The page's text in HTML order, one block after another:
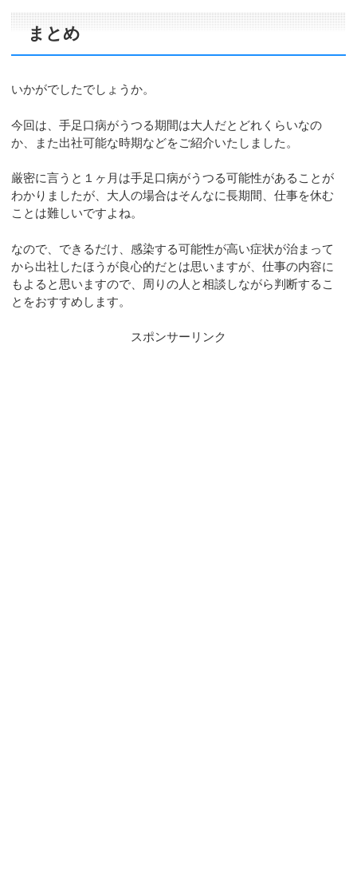
まとめ
いかがでしたでしょうか。
今回は、手足口病がうつる期間は大人だとどれくらいなの
か、また出社可能な時期などをご紹介いたしました。
厳密に言うと１ヶ月は手足口病がうつる可能性があることが
わかりましたが、大人の場合はそんなに長期間、仕事を休む
ことは難しいですよね。
なので、できるだけ、感染する可能性が高い症状が治まって
から出社したほうが良心的だとは思いますが、仕事の内容に
もよると思いますので、周りの人と相談しながら判断するこ
とをおすすめします。
スポンサーリンク